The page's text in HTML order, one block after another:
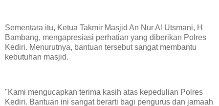
Sementara itu, Ketua Takmir Masjid An Nur Al Utsmani, H
Bambang, mengapresiasi perhatian yang diberikan Polres
Kediri. Menurutnya, bantuan tersebut sangat membantu
kebutuhan masjid.
"Kami mengucapkan terima kasih atas kepedulian Polres
Kediri. Bantuan ini sangat berarti bagi pengurus dan jamaah